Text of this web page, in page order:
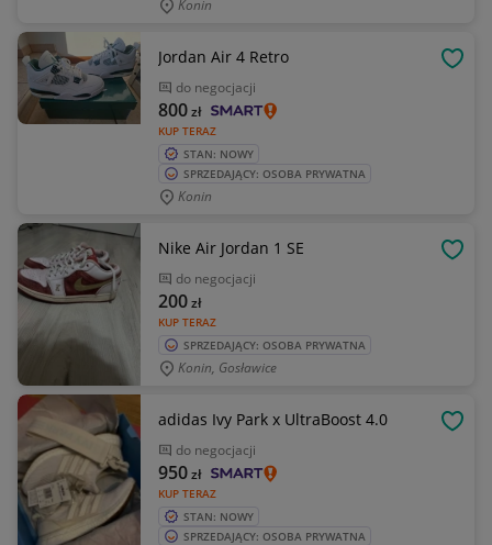
Konin
Jordan Air 4 Retro
do negocjacji
KUP TERAZ
800zł
STAN: NOWY
SPRZEDAJĄCY: OSOBA PRYWATNA
Konin
Nike Air Jordan 1 SE
do negocjacji
KUP TERAZ
200zł
SPRZEDAJĄCY: OSOBA PRYWATNA
Konin, Gosławice
adidas Ivy Park x UltraBoost 4.0
do negocjacji
KUP TERAZ
950zł
STAN: NOWY
SPRZEDAJĄCY: OSOBA PRYWATNA